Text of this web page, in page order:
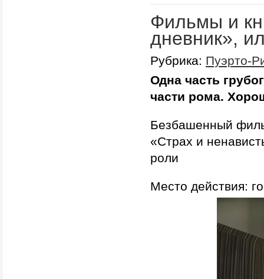
Фильмы и
дневник»,
Рубрика: Пуэрто-
Одна часть
части рома.
Безбашенный
«Страх и
роли
Место действия: